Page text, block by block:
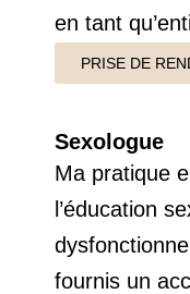
en tant
PRISE DE
Sexologue
Ma pratique
l’éducation
fournis un